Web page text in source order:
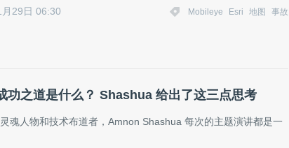
月29日 06:30 Mobileye Esri 地图 事故
功之道是什么？ Shashua 给出了这三点思考
魂人物和技术布道者，Amnon Shashua 每次的主题演讲都是一